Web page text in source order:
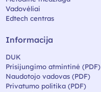
Vadovėliai
Edtech centras
Informacija
DUK
Prisijungimo atmintinė (PDF)
Naudotojo vadovas (PDF)
Privatumo politika (PDF)